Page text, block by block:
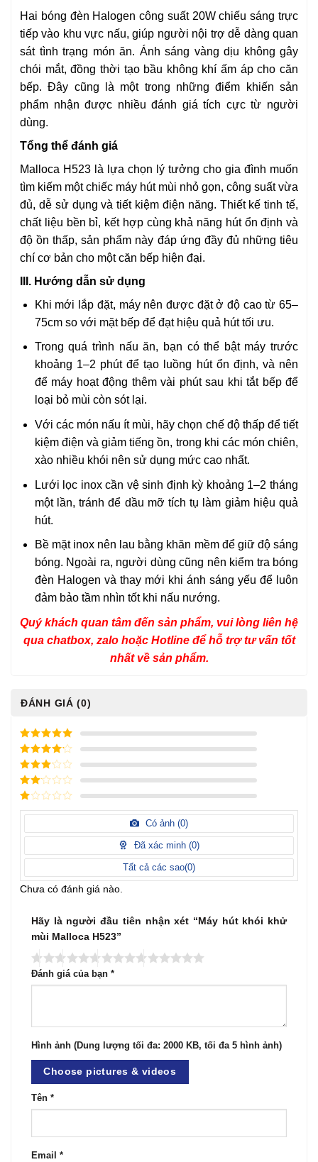
Hai bóng đèn Halogen công suất 20W chiếu sáng trực
tiếp vào khu vực nấu, giúp người nội trợ dễ dàng quan
sát tình trạng món ăn. Ánh sáng vàng dịu không gây
chói mắt, đồng thời tạo bầu không khí ấm áp cho căn
bếp. Đây cũng là một trong những điểm khiến sản
phẩm nhận được nhiều đánh giá tích cực từ người
dùng.
Tổng thể đánh giá
Malloca H523 là lựa chọn lý tưởng cho gia đình muốn
tìm kiếm một chiếc máy hút mùi nhỏ gọn, công suất vừa
đủ, dễ sử dụng và tiết kiệm điện năng. Thiết kế tinh tế,
chất liệu bền bỉ, kết hợp cùng khả năng hút ổn định và
độ ồn thấp, sản phẩm này đáp ứng đầy đủ những tiêu
chí cơ bản cho một căn bếp hiện đại.
III. Hướng dẫn sử dụng
Khi mới lắp đặt, máy nên được đặt ở độ cao từ 65–
75cm so với mặt bếp để đạt hiệu quả hút tối ưu.
Trong quá trình nấu ăn, bạn có thể bật máy trước
khoảng 1–2 phút để tạo luồng hút ổn định, và nên
để máy hoạt động thêm vài phút sau khi tắt bếp để
loại bỏ mùi còn sót lại.
Với các món nấu ít mùi, hãy chọn chế độ thấp để tiết
kiệm điện và giảm tiếng ồn, trong khi các món chiên,
xào nhiều khói nên sử dụng mức cao nhất.
Lưới lọc inox cần vệ sinh định kỳ khoảng 1–2 tháng
một lần, tránh để dầu mỡ tích tụ làm giảm hiệu quả
hút.
Bề mặt inox nên lau bằng khăn mềm để giữ độ sáng
bóng. Ngoài ra, người dùng cũng nên kiểm tra bóng
đèn Halogen và thay mới khi ánh sáng yếu để luôn
đảm bảo tầm nhìn tốt khi nấu nướng.
Quý khách quan tâm đến sản phẩm, vui lòng liên hệ
qua chatbox, zalo hoặc Hotline để hỗ trợ tư vấn tốt
nhất về sản phẩm.
ĐÁNH GIÁ (0)
5/ 5 điểm
4/ 5
điểm
3/ 5
điểm
2/
điểm
1
điểm
Có ảnh (0)
Đã xác minh (0)
Tất cả các sao(0)
Chưa có đánh giá nào.
Hãy là người đầu tiên nhận xét “Máy hút khói khử
mùi Malloca H523”
Đánh giá của bạn *
Hình ảnh (Dung lượng tối đa: 2000 KB, tối đa 5 hình ảnh)
Choose pictures & videos
Tên *
Email *